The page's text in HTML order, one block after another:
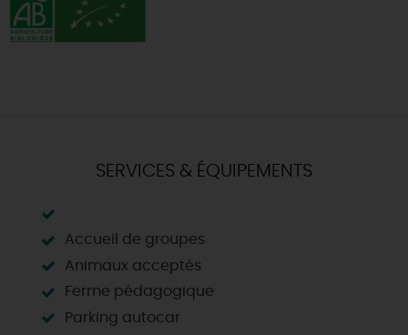
SERVICES & ÉQUIPEMENTS
Accueil de groupes
Animaux acceptés
Ferme pédagogique
Parking autocar